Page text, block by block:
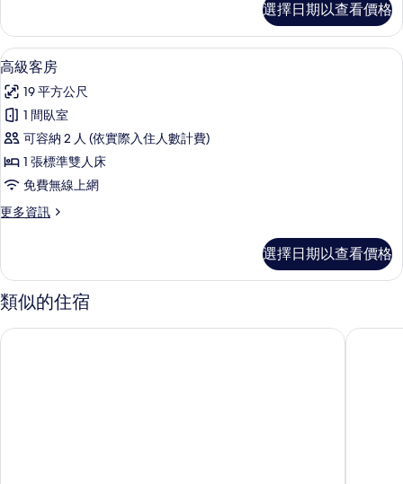
相
片
客
房
的
情
選擇日期以查看價格
顯
示
高
級
客
房
所
相
片
高級客房 | 羽絨被、迷你吧、客房內保
9
高級客房
19 平方公尺
1 間臥室
可容納 2 人 (依實際入住人數計費)
1 張標準雙人床
免費無線上網
更多資訊
更
客
房
的
情
選擇日期以查看價格
類似的住宿
米蘭中心宜必思飯店 義大利